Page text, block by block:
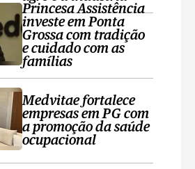
Princesa Assistência
investe em Ponta
Grossa com tradição
e cuidado com as
famílias
Medvitae fortalece
empresas em PG com
a promoção da saúde
ocupacional